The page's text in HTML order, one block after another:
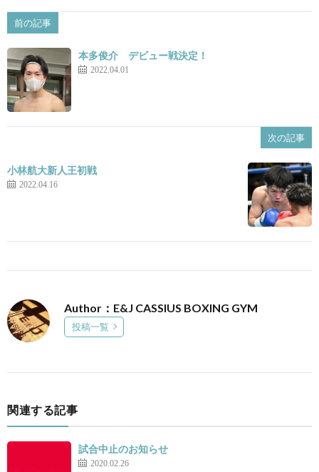
前の記事
本多俊介 デビュー戦決定！
2022.04.01
次の記事
小林航大新人王初戦
2022.04.16
Author：E&J CASSIUS BOXING GYM
投稿一覧
関連する記事
試合中止のお知らせ
2020.02.26